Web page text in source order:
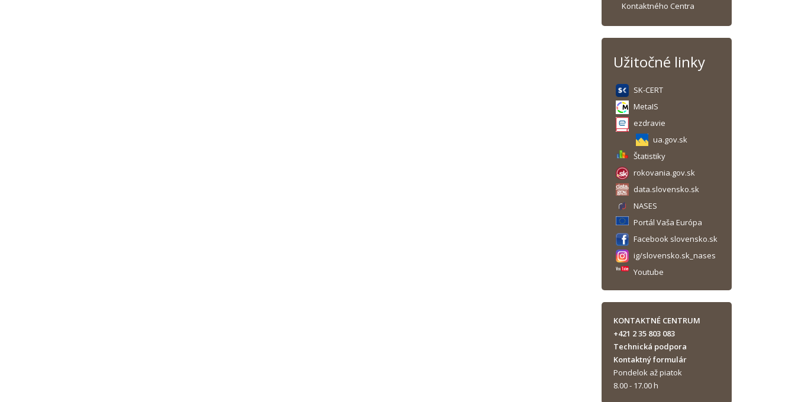
Kontaktného Centra
Užitočné linky
SK-CERT
MetaIS
ezdravie
ua.gov.sk
Štatistiky
rokovania.gov.sk
data.slovensko.sk
NASES
Portál Vaša Európa
Facebook slovensko.sk
ig/slovensko.sk_nases
Youtube
KONTAKTNÉ CENTRUM
+421 2 35 803 083
Technická podpora
Kontaktný formulár
Pondelok až piatok
8.00 - 17.00 h